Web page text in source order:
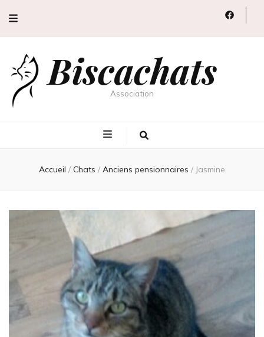
Biscachats
Association
Accueil / Chats / Anciens pensionnaires / Jasmine